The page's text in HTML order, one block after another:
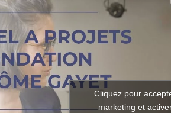
Cliquez pour
marketing et